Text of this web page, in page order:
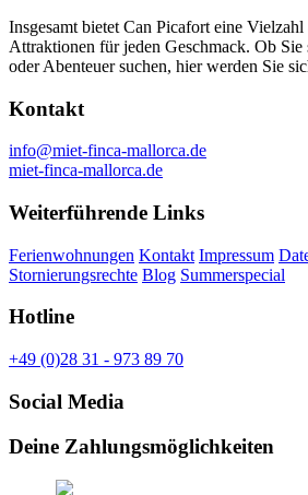
Insgesamt bietet Can Picafort eine
Attraktionen für jeden Geschmack. Ob Sie
oder Abenteuer suchen, hier werden Sie
Kontakt
info@miet-finca-mallorca.de
miet-finca-mallorca.de
Weiterführende Links
Ferienwohnungen Kontakt Impressum
Stornierungsrechte Blog Summerspecial
Hotline
+49 (0)28 31 - 973 89 70
Social Media
Deine Zahlungsmöglichkeiten